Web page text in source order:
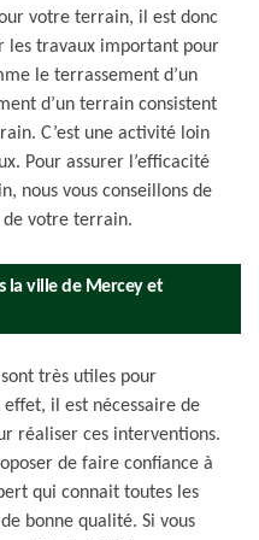
votre terrain, il est donc
les travaux important pour
le terrassement d’un
d’un terrain consistent
C’est une activité loin
Pour assurer l’efficacité
nous vous conseillons de
de votre terrain.
la ville de Mercey et
très utiles pour
il est nécessaire de
réaliser ces interventions.
de faire confiance à
qui connait toutes les
bonne qualité. Si vous